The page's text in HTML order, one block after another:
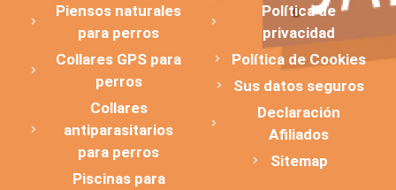
Piensos naturales
para perros
Collares GPS para
perros
Collares
antiparasitarios
para perros
Piscinas para
Política de
privacidad
Política de Cookies
Sus datos seguros
Declaración
Afiliados
Sitemap